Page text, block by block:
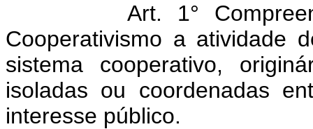
Art. 1°
Cooperativismo a atividade
sistema cooperativo,
isoladas ou coordenadas
interesse público.